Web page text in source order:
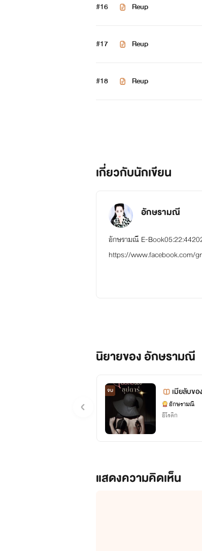
#16 Reup
#17 Reup
#18 Reup
เกี่ยวกับนักเขียน
อักษรามณี
อักษรามณี E-
https://www.facebook.com/
2588146.html อัพเดทเรื่อ
นิยายของ อักษรามณี
จบ เมียลับข
อักษรามณี
อีโรติก
แสดงความคิดเห็น